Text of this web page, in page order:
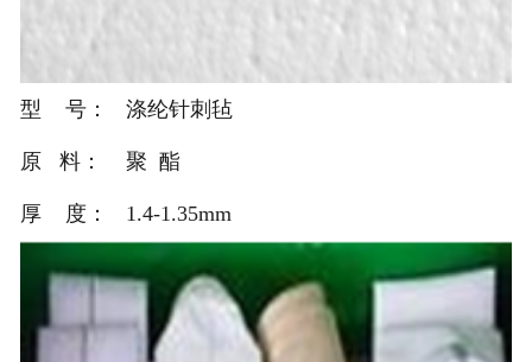
型 号： 涤纶针刺毡
原 料： 聚 酯
厚 度： 1.4-1.35mm